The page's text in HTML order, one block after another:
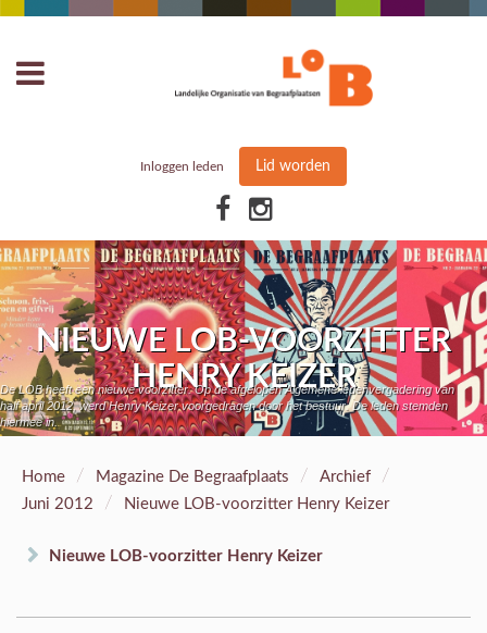
Inloggen leden Lid worden
NIEUWE LOB-VOORZITTER
HENRY KEIZER
De LOB heeft een nieuwe voorzitter. Op de afgelopen Algemene ledenvergadering van
half april 2012, werd Henry Keizer voorgedragen door het bestuur. De leden stemden
hiermee in.
Home / Magazine De Begraafplaats / Archief /
Juni 2012 / Nieuwe LOB-voorzitter Henry Keizer
Nieuwe LOB-voorzitter Henry Keizer